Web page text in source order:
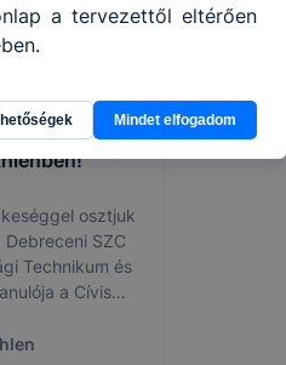
osztjuk
SZC
Technikum és
a Cívis
Régi
a tervezettől eltérően
Mindet elfogadom